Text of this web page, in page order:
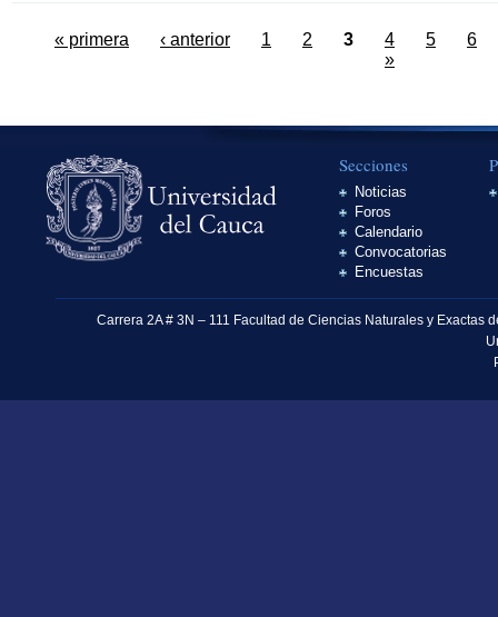
« primera ‹ anterior 1 2 3 4 5
6
»
Secciones
Noticias
Foros
Calendario
Convocatorias
Encuestas
Carrera 2A # 3N – 111 Facultad de Ciencias Naturales y